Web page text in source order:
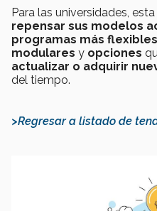
Para las universidades,
repensar sus modelos
programas más flexibles
modulares y opciones
actualizar o adquirir
del tiempo.
>Regresar a listado de